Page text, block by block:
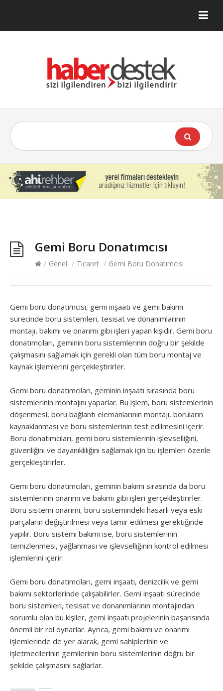
Gemi Boru Donatımcısı
/ Genel / Ticaret / Gemi Boru Donatımcısı
Gemi boru donatımcısı, gemi inşaatı ve gemi bakımı
sürecinde boru sistemleri, tesisat ve donanımlarının
montajı, bakımı ve onarımı gibi işleri yapan kişidir. Gemi boru
donatımcıları, geminin boru sistemlerinin doğru bir şekilde
çalışmasını sağlamak için gerekli olan tüm boru montaj ve
kaynak işlemlerini gerçekleştirirler.
Gemi boru donatımcıları, geminin inşaatı sırasında boru
sistemlerinin montajını yaparlar. Bu işlem, boru sistemlerinin
döşenmesi, boru bağlantı elemanlarının montajı, boruların
kaynaklanması ve boru sistemlerinin test edilmesini içerir.
Boru donatımcıları, gemi boru sistemlerinin işlevselliğini,
güvenliğini ve dayanıklılığını sağlamak için bu işlemleri özenle
gerçekleştirirler.
Gemi boru donatımcıları, geminin bakımı sırasında da boru
sistemlerinin onarımı ve bakımı gibi işleri gerçekleştirirler.
Boru sistemi onarımı, boru sistemindeki hasarlı veya eski
parçaların değiştirilmesi veya tamir edilmesi gerektiğinde
yapılır. Boru sistemi bakımı ise, boru sistemlerinin
temizlenmesi, yağlanması ve işlevselliğinin kontrol edilmesi
işlemlerini içerir.
Gemi boru donatımcıları, gemi inşaatı, denizcilik ve gemi
bakımı sektörlerinde çalışabilirler. Gemi inşaatı sürecinde
boru sistemleri, tesisat ve donanımlarının montajından
sorumlu olan bu kişiler, gemi inşaatı projelerinin başarısında
önemli bir rol oynarlar. Ayrıca, gemi bakımı ve onarımı
işlemlerinde de yer alarak, gemi sahiplerinin ve
işletmecilerinin gemilerinin boru sistemlerinin doğru bir
şekilde çalışmasını sağlarlar.